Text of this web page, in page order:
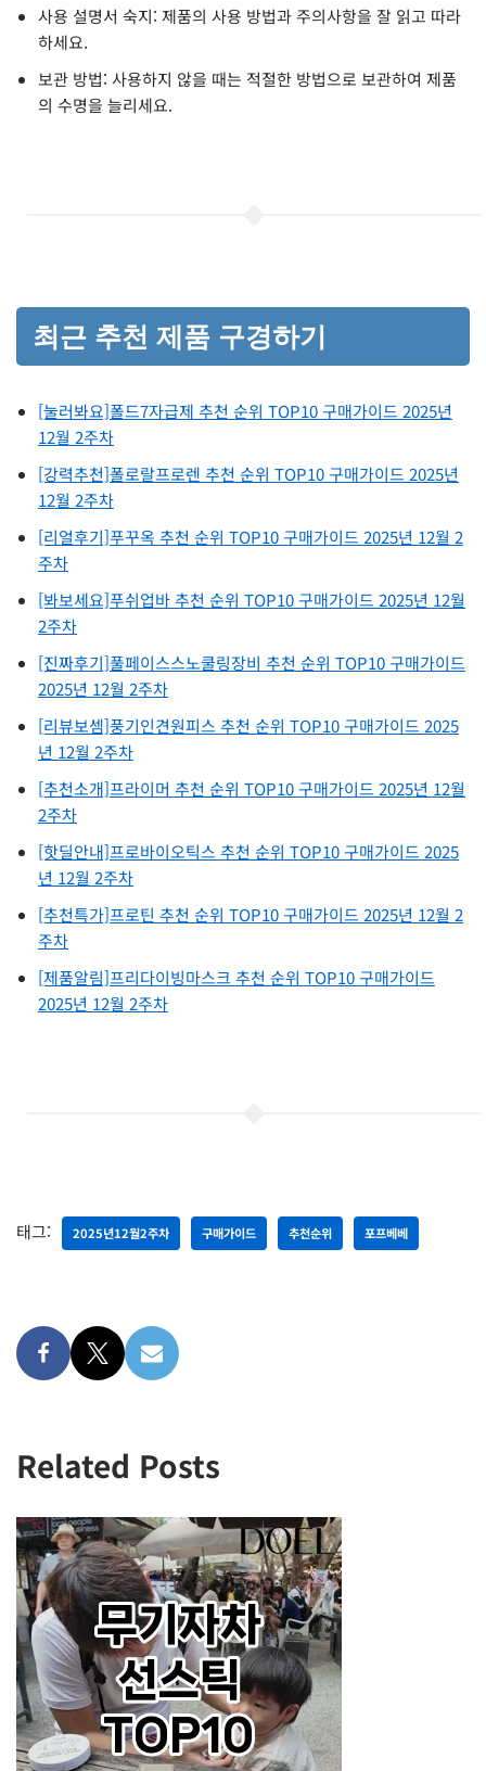
사용 설명서 숙지: 제품의 사용 방법과 주의사항을 잘 읽고 따라
하세요.
보관 방법: 사용하지 않을 때는 적절한 방법으로 보관하여 제품
의 수명을 늘리세요.
최근 추천 제품 구경하기
[눌러봐요]폴드7자급제 추천 순위 TOP10 구매가이드 2025년
12월 2주차
[강력추천]폴로랄프로렌 추천 순위 TOP10 구매가이드 2025년
12월 2주차
[리얼후기]푸꾸옥 추천 순위 TOP10 구매가이드 2025년 12월 2
주차
[봐보세요]푸쉬업바 추천 순위 TOP10 구매가이드 2025년 12월
2주차
[진짜후기]풀페이스스노쿨링장비 추천 순위 TOP10 구매가이드
2025년 12월 2주차
[리뷰보셈]풍기인견원피스 추천 순위 TOP10 구매가이드 2025
년 12월 2주차
[추천소개]프라이머 추천 순위 TOP10 구매가이드 2025년 12월
2주차
[핫딜안내]프로바이오틱스 추천 순위 TOP10 구매가이드 2025
년 12월 2주차
[추천특가]프로틴 추천 순위 TOP10 구매가이드 2025년 12월 2
주차
[제품알림]프리다이빙마스크 추천 순위 TOP10 구매가이드
2025년 12월 2주차
태그: 2025년12월2주차 구매가이드 추천순위 포프베베
Related Posts